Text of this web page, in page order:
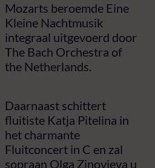
Mozarts beroemde Eine
Kleine Nachtmusik
integraal uitgevoerd door
The Bach Orchestra of
the Netherlands.
Daarnaast schittert
fluitiste Katja Pitelina in
het charmante
Fluitconcert in C en zal
sopraan Olga Zinovieva u